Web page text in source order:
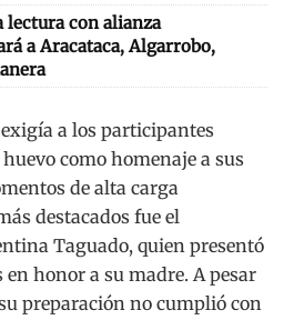
lectura con alianza
a Aracataca, Algarrobo,
a los participantes
como homenaje a sus
de alta carga
destacados fue el
Taguado, quien presentó
en honor a su madre. A pesar
preparación no cumplió con